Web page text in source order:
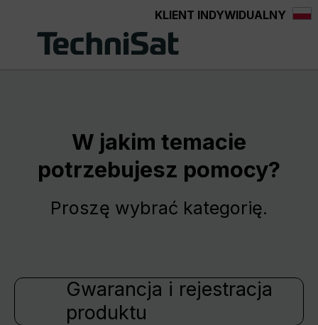
Przejdź do głównej zawartościKLIENT INDYWIDUALNY
W jakim temacie
potrzebujesz pomocy?
Proszę wybrać kategorię.
Gwarancja i rejestracja
produktu